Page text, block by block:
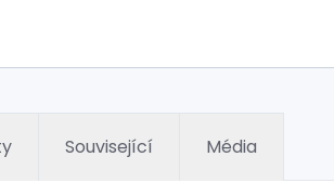
Související Média